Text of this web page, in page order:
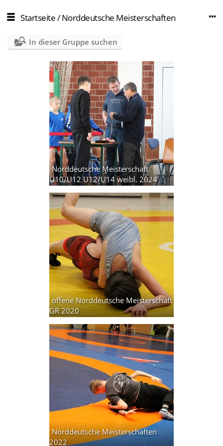
Startseite/Norddeutsche Meisterschaften
In dieser Gruppe suchen
Norddeutsche Meisterschaft
U10/U12 U12/U14 weibl. 2024
63 Fotos
offene Norddeutsche Meisterschaft
GR 2020
Norddeutsche Meisterschaften
2022